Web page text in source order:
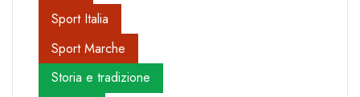
Sport Italia
Sport Marche
Storia e tradizione